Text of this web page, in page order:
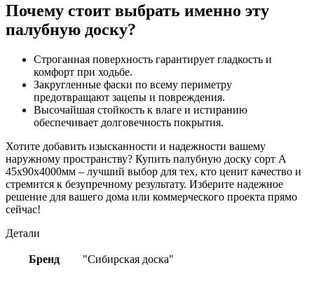
Почему стоит выбрать именно эту
палубную доску?
Строганная поверхность гарантирует гладкость и
комфорт при ходьбе.
Закругленные фаски по всему периметру
предотвращают зацепы и повреждения.
Высочайшая стойкость к влаге и истиранию
обеспечивает долговечность покрытия.
Хотите добавить изысканности и надежности вашему
наружному пространству? Купить палубную доску сорт А
45х90х4000мм – лучший выбор для тех, кто ценит качество и
стремится к безупречному результату. Изберите надежное
решение для вашего дома или коммерческого проекта прямо
сейчас!
Детали
Бренд "Сибирская доска"